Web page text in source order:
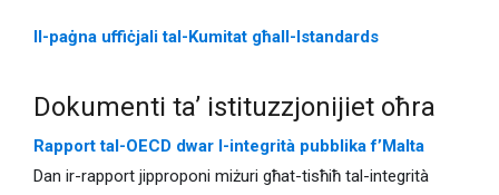
Il-paġna uffiċjali tal-Kumitat għall-Istandards
Dokumenti ta’ istituzzjonijiet oħra
Rapport tal-OECD dwar l-integrità pubblika f’Malta
Dan ir-rapport jipproponi miżuri għat-tisħiħ tal-integrità